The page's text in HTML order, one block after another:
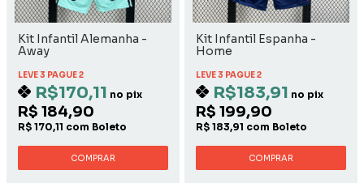
Kit Infantil Alemanha -
Away
LEVE 3 PAGUE 2
R$170,11 no pix
R$ 184,90
R$ 170,11 com Boleto
COMPRAR
Kit Infantil Espanha -
Home
LEVE 3 PAGUE 2
R$183,91 no pix
R$ 199,90
R$ 183,91 com Boleto
COMPRAR